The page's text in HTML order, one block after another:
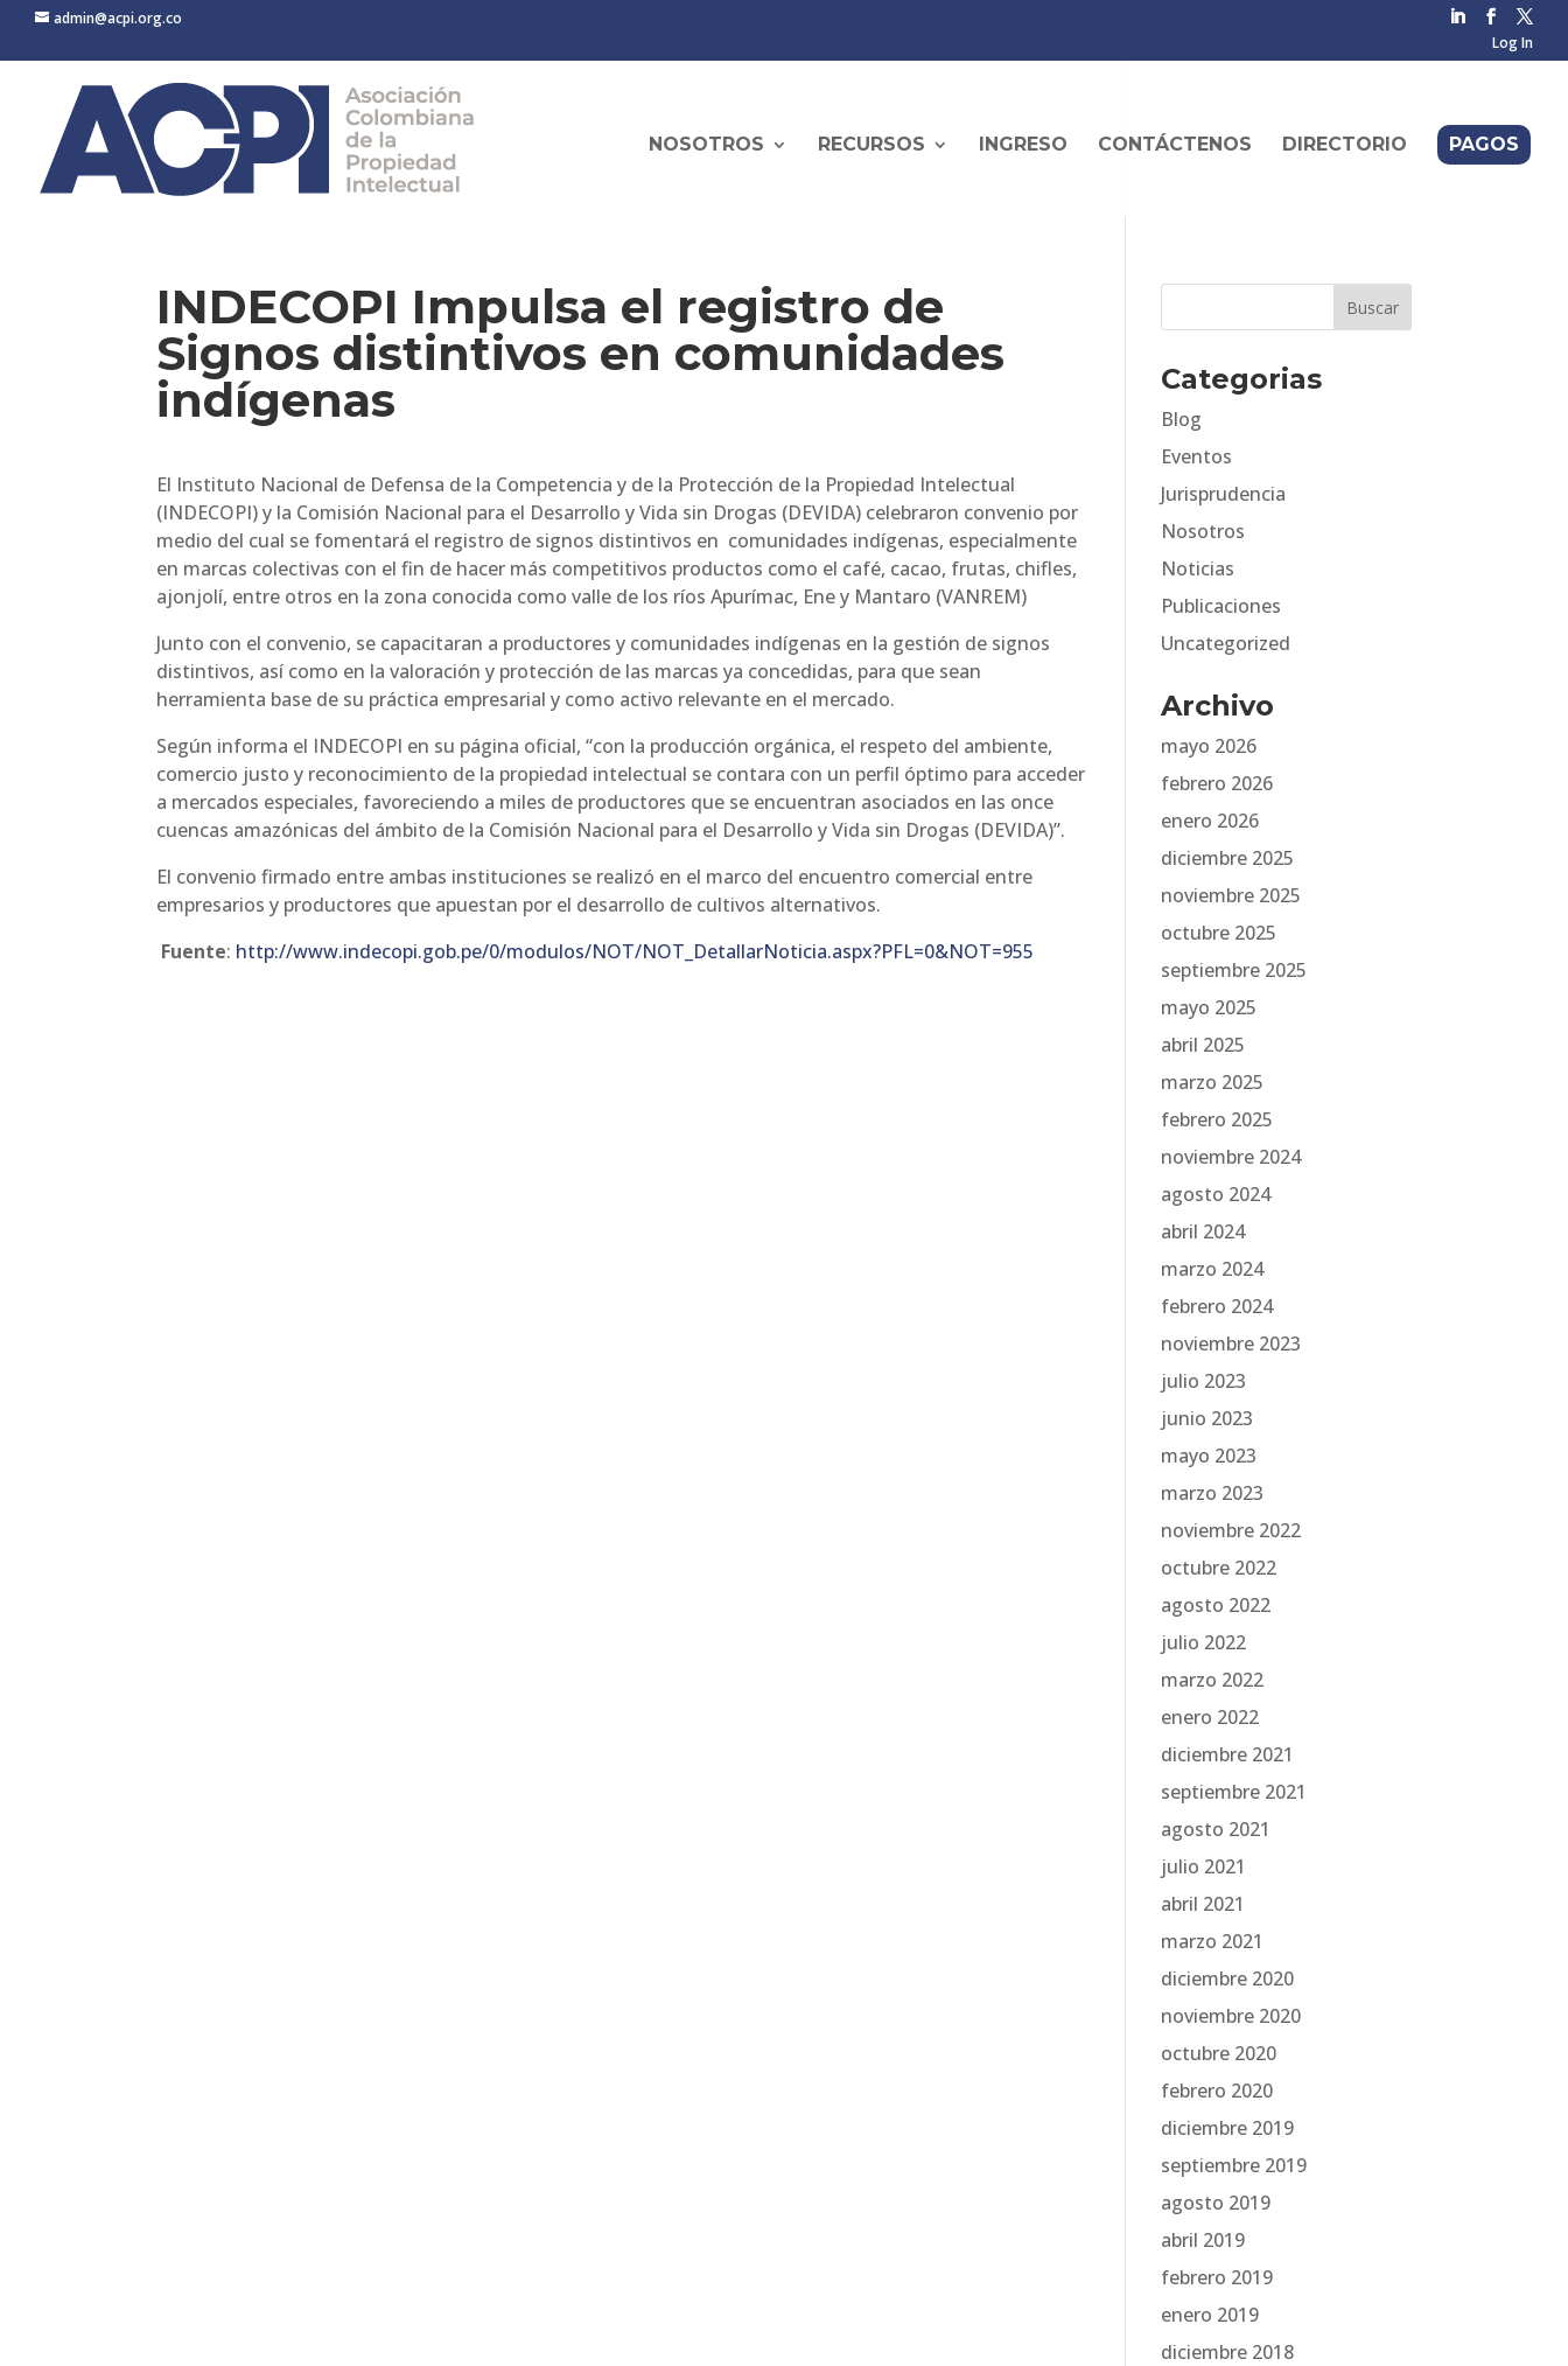
admin@acpi.org.co
Log In
NOSOTROS RECURSOS INGRESO CONTÁCTENOS DIRECTORIO PAGOS
INDECOPI Impulsa el registro de
Signos distintivos en comunidades
indígenas
El Instituto Nacional de Defensa de la Competencia y de la Protección de la Propiedad Intelectual
(INDECOPI) y la Comisión Nacional para el Desarrollo y Vida sin Drogas (DEVIDA) celebraron convenio por
medio del cual se fomentará el registro de signos distintivos en comunidades indígenas, especialmente
en marcas colectivas con el fin de hacer más competitivos productos como el café, cacao, frutas, chifles,
ajonjolí, entre otros en la zona conocida como valle de los ríos Apurímac, Ene y Mantaro (VANREM)
Junto con el convenio, se capacitaran a productores y comunidades indígenas en la gestión de signos
distintivos, así como en la valoración y protección de las marcas ya concedidas, para que sean
herramienta base de su práctica empresarial y como activo relevante en el mercado.
Según informa el INDECOPI en su página oficial, “con la producción orgánica, el respeto del ambiente,
comercio justo y reconocimiento de la propiedad intelectual se contara con un perfil óptimo para acceder
a mercados especiales, favoreciendo a miles de productores que se encuentran asociados en las once
cuencas amazónicas del ámbito de la Comisión Nacional para el Desarrollo y Vida sin Drogas (DEVIDA)”.
El convenio firmado entre ambas instituciones se realizó en el marco del encuentro comercial entre
empresarios y productores que apuestan por el desarrollo de cultivos alternativos.
Fuente: http://www.indecopi.gob.pe/0/modulos/NOT/NOT_DetallarNoticia.aspx?PFL=0&NOT=955
Categorias
Blog
Eventos
Jurisprudencia
Nosotros
Noticias
Publicaciones
Uncategorized
Archivo
mayo 2026
febrero 2026
enero 2026
diciembre 2025
noviembre 2025
octubre 2025
septiembre 2025
mayo 2025
abril 2025
marzo 2025
febrero 2025
noviembre 2024
agosto 2024
abril 2024
marzo 2024
febrero 2024
noviembre 2023
julio 2023
junio 2023
mayo 2023
marzo 2023
noviembre 2022
octubre 2022
agosto 2022
julio 2022
marzo 2022
enero 2022
diciembre 2021
septiembre 2021
agosto 2021
julio 2021
abril 2021
marzo 2021
diciembre 2020
noviembre 2020
octubre 2020
febrero 2020
diciembre 2019
septiembre 2019
agosto 2019
abril 2019
febrero 2019
enero 2019
diciembre 2018